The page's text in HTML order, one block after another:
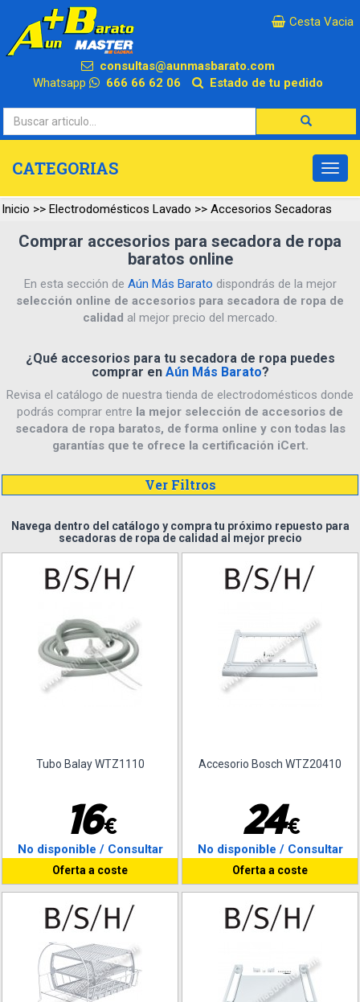
×
Cesta Vacia
consultas@aunmasbarato.com
Whatsapp
666 66 62 06 Estado de tu pedido
CATEGORIAS
Inicio >> Electrodomésticos Lavado >> Accesorios Secadoras
Comprar accesorios para secadora de ropa
baratos online
En esta sección de Aún Más Barato dispondrás de la mejor
selección online de accesorios para secadora de ropa de
calidad al mejor precio del mercado.
¿Qué accesorios para tu secadora de ropa puedes
comprar en Aún Más Barato?
Revisa el catálogo de nuestra tienda de electrodomésticos donde
podrás comprar entre la mejor selección de accesorios de
secadora de ropa baratos, de forma online y con todas las
garantías que te ofrece la certificación iCert.
Ver Filtros
Navega dentro del catálogo y compra tu próximo repuesto para
secadoras de ropa de calidad al mejor precio
Tubo Balay WTZ1110
16€
No disponible / Consultar
Oferta a coste
Accesorio Bosch WTZ20410
24€
No disponible / Consultar
Oferta a coste